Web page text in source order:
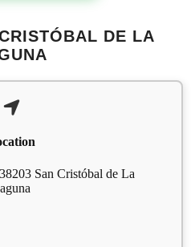
DE LA
San Cristóbal de La